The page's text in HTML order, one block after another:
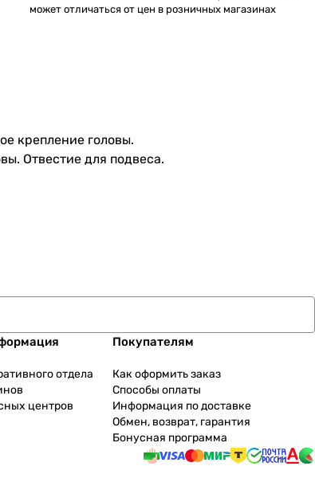
может отличаться от цен в розничных магазинах
крепление головы.
Отвестие для подвеса.
отдела
центров
Покупателям
Как оформить заказ
Способы оплаты
Информация по доставке
Обмен, возврат, гарантия
Бонусная программа